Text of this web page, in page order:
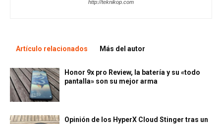
http://teknikop.com
Artículo relacionados Más del autor
Honor 9x pro Review, la batería y su «todo
pantalla» son su mejor arma
Opinión de los HyperX Cloud Stinger tras un